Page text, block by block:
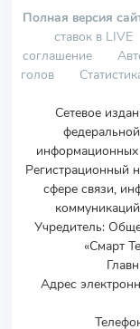
Полная версия
ставок в LIVE
соглашение
голов
Сетевое
Регистрационный
сфере связи,
Учредитель:
«Смарт
Адрес